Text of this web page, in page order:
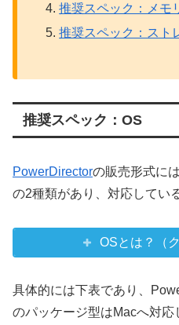
推奨スペック：メモ
推奨スペック：スト
推奨スペック：OS
PowerDirectorの販売形式に
の2種類があり、対応してい
OSとは？（
具体的には下表であり、
のパッケージ型はMacへ対応